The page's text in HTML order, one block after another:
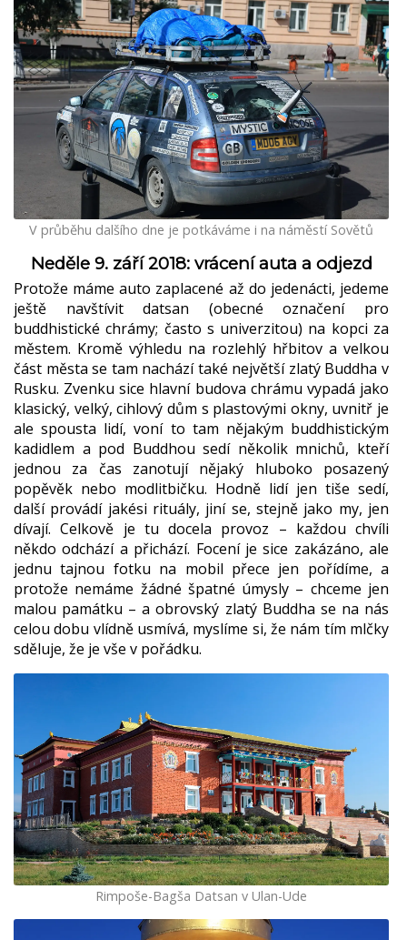
V průběhu dalšího dne je potkáváme i na náměstí Sovětů
Neděle 9. září 2018: vrácení auta a odjezd
Protože máme auto zaplacené až do jedenácti, jedeme
ještě navštívit datsan (obecné označení pro
buddhistické chrámy; často s univerzitou) na kopci za
městem. Kromě výhledu na rozlehlý hřbitov a velkou
část města se tam nachází také největší zlatý Buddha v
Rusku. Zvenku sice hlavní budova chrámu vypadá jako
klasický, velký, cihlový dům s plastovými okny, uvnitř je
ale spousta lidí, voní to tam nějakým buddhistickým
kadidlem a pod Buddhou sedí několik mnichů, kteří
jednou za čas zanotují nějaký hluboko posazený
popěvěk nebo modlitbičku. Hodně lidí jen tiše sedí,
další provádí jakési rituály, jiní se, stejně jako my, jen
dívají. Celkově je tu docela provoz – každou chvíli
někdo odchází a přichází. Focení je sice zakázáno, ale
jednu tajnou fotku na mobil přece jen pořídíme, a
protože nemáme žádné špatné úmysly – chceme jen
malou památku – a obrovský zlatý Buddha se na nás
celou dobu vlídně usmívá, myslíme si, že nám tím mlčky
sděluje, že je vše v pořádku.
Rimpoše-Bagša Datsan v Ulan-Ude